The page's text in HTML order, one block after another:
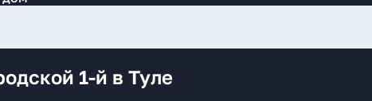
1-й в Туле